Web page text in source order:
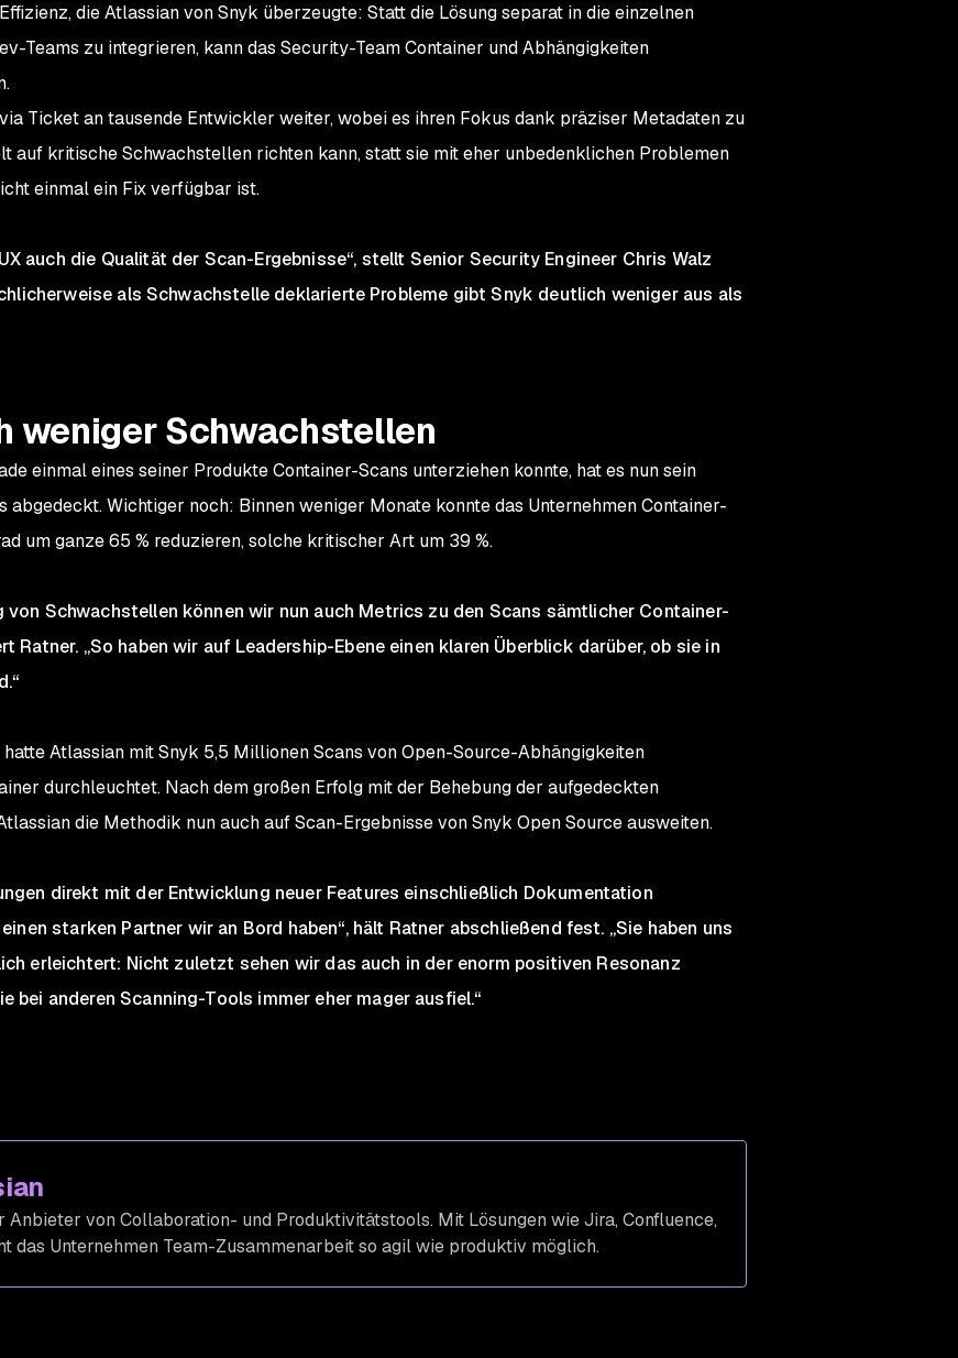
die Atlassian von Snyk überzeugte: Statt die Lösung separat in die einzelnen
Teams zu integrieren, kann das Security-Team Container und Abhängigkeiten
Ticket an tausende Entwickler weiter, wobei es ihren Fokus dank präziser Metadaten zu
auf kritische Schwachstellen richten kann, statt sie mit eher unbedenklichen Problemen
einmal ein Fix verfügbar ist.
auch die Qualität der Scan-Ergebnisse“, stellt Senior Security Engineer Chris Walz
als Schwachstelle deklarierte Probleme gibt Snyk deutlich weniger aus als
weniger Schwachstellen
einmal eines seiner Produkte Container-Scans unterziehen konnte, hat es nun sein
Wichtiger noch: Binnen weniger Monate konnte das Unternehmen Container-
um ganze 65 % reduzieren, solche kritischer Art um 39 %.
von Schwachstellen können wir nun auch Metrics zu den Scans sämtlicher Container-
Ratner. „So haben wir auf Leadership-Ebene einen klaren Überblick darüber, ob sie in
Atlassian mit Snyk 5,5 Millionen Scans von Open-Source-Abhängigkeiten
durchleuchtet. Nach dem großen Erfolg mit der Behebung der aufgedeckten
die Methodik nun auch auf Scan-Ergebnisse von Snyk Open Source ausweiten.
direkt mit der Entwicklung neuer Features einschließlich Dokumentation
starken Partner wir an Bord haben“, hält Ratner abschließend fest. „Sie haben uns
erleichtert: Nicht zuletzt sehen wir das auch in der enorm positiven Resonanz
bei anderen Scanning-Tools immer eher mager ausfiel.“
Anbieter von Collaboration- und Produktivitätstools. Mit Lösungen wie Jira, Confluence,
das Unternehmen Team-Zusammenarbeit so agil wie produktiv möglich.